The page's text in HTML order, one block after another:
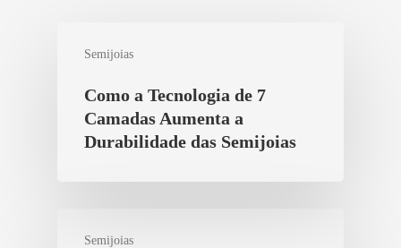
Semijoias
Como a Tecnologia de 7
Camadas Aumenta a
Durabilidade das Semijoias
Semijoias